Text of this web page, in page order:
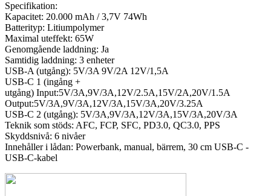
Specifikation:
Kapacitet: 20.000 mAh / 3,7V 74Wh
Batterityp: Litiumpolymer
Maximal uteffekt: 65W
Genomgående laddning: Ja
Samtidig laddning: 3 enheter
USB-A (utgång): 5V/3A 9V/2A 12V/1,5A
USB-C 1 (ingång +
utgång) Input:5V/3A,9V/3A,12V/2.5A,15V/2A,20V/1.5A
Output:5V/3A,9V/3A,12V/3A,15V/3A,20V/3.25A
USB-C 2 (utgång): 5V/3A,9V/3A,12V/3A,15V/3A,20V/3A
Teknik som stöds: AFC, FCP, SFC, PD3.0, QC3.0, PPS
Skyddsnivå: 6 nivåer
Innehåller i lådan: Powerbank, manual, bärrem, 30 cm USB-C -
USB-C-kabel